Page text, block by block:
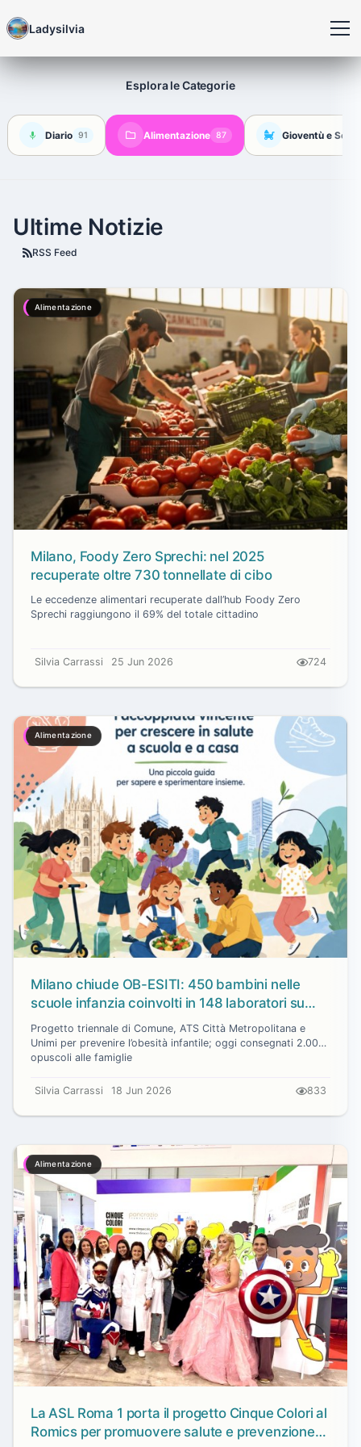
Ladysilvia
Esplora le Categorie
Diario 91 Alimentazione 87 Gioventù e
Ultime Notizie
RSS Feed
Alimentazione
Milano, Foody Zero Sprechi: nel 2025
recuperate oltre 730 tonnellate di cibo
Le eccedenze alimentari recuperate dall’hub Foody Zero
Sprechi raggiungono il 69% del totale cittadino
Silvia Carrassi 25 Jun 2026 724
Alimentazione
Milano chiude OB-ESITI: 450 bambini nelle
scuole infanzia coinvolti in 148 laboratori su
cibo sano e movimento
Progetto triennale di Comune, ATS Città Metropolitana e
Unimi per prevenire l’obesità infantile; oggi consegnati 2.000
opuscoli alle famiglie
Silvia Carrassi 18 Jun 2026 833
Alimentazione
La ASL Roma 1 porta il progetto Cinque Colori al
Romics per promuovere salute e prevenzione